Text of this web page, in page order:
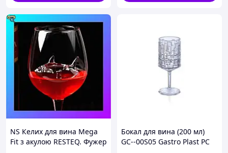
NS Келих для вина Mega
Fit з акулою RESTEQ. Фужер
Бокал для вина (200 мл)
GC--00S05 Gastro Plast PC